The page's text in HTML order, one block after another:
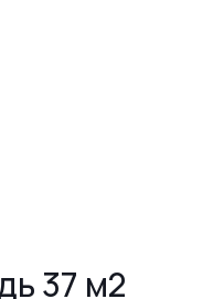
37 м2